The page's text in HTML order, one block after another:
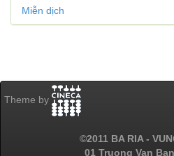
Miễn dịch
Theme by
©2011 BA RIA -
01 Truong Van